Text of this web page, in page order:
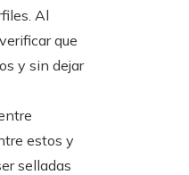
Al
que
y sin dejar
estos y
selladas